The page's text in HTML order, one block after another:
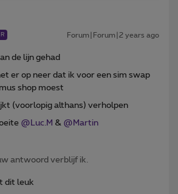
Forum|Forum|2 years ago
de lijn gehad
er op neer dat ik voor een sim swap
shop moest
(voorlopig althans) verholpen
@Luc.M & @Martin
antwoord verblijf ik.
dit leuk